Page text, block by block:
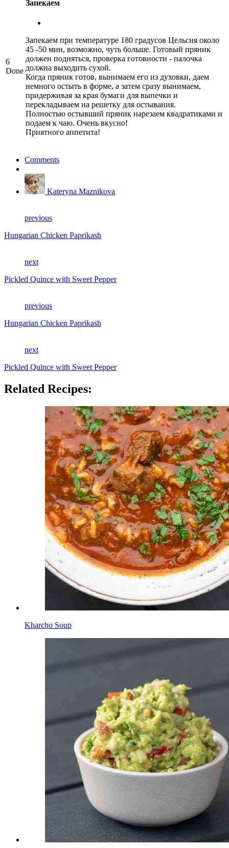
6
Done
Запекаем
Запекаем при температуре 180 градусов Цельсия около
45 -50 мин, возможно, чуть больше. Готовый пряник
должен подняться, проверка готовности - палочка
должна выходить сухой.
Когда пряник готов, вынимаем его из духовки, даем
немного остыть в форме, а затем сразу вынимаем,
придерживая за края бумаги для выпечки и
перекладываем на решетку для остывания.
Полностью остывший пряник нарезаем квадратиками и
подаем к чаю. Очень вкусно!
Приятного аппетита!
Comments
Kateryna Maznikova
previous
Hungarian Chicken Paprikash
next
Pickled Quince with Sweet Pepper
previous
Hungarian Chicken Paprikash
next
Pickled Quince with Sweet Pepper
Related Recipes:
Kharcho Soup